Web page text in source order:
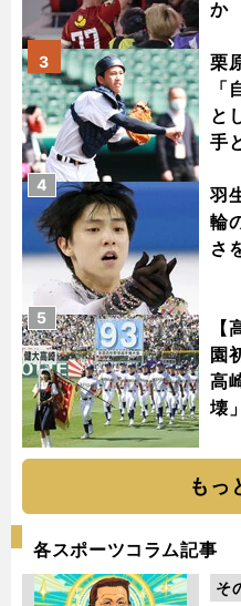
か
栗
と
手
3
羽
輪
さ
4
園
高
壊
5
もっ
各スポーツコラム記事
そ